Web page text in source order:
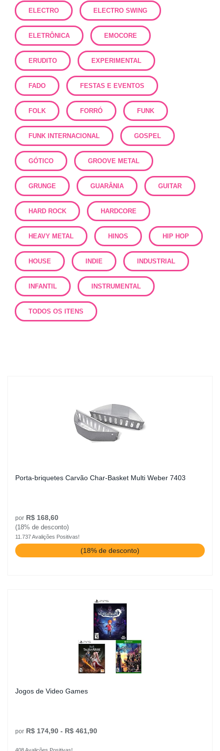
ELECTRO ELECTRO SWING
ELETRÔNICA EMOCORE
ERUDITO EXPERIMENTAL
FADO FESTAS E EVENTOS
FOLK FORRÓ FUNK
FUNK INTERNACIONAL GOSPEL
GÓTICO GROOVE METAL
GRUNGE GUARÂNIA GUITAR
HARD ROCK HARDCORE
HEAVY METAL HINOS HIP HOP
HOUSE INDIE INDUSTRIAL
INFANTIL INSTRUMENTAL
TODOS OS ITENS
Porta-briquetes Carvão Char-Basket Multi Weber 7403
por R$ 168,60
(18% de desconto)
11.737 Avalições Positivas!
(18% de desconto)
Jogos de Video Games
por R$ 174,90 - R$ 461,90